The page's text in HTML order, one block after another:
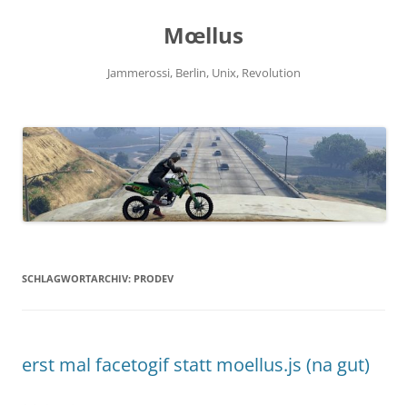
Mœllus
Jammerossi, Berlin, Unix, Revolution
SCHLAGWORTARCHIV: PRODEV
erst mal facetogif statt moellus.js (na gut)